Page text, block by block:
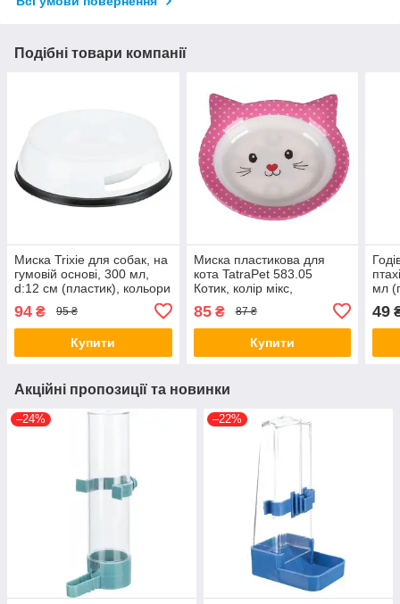
Подібні товари компанії
Миска Trixie для собак, на
гумовій основі, 300 мл,
d:12 см (пластик), кольори
94 ₴ 95 ₴
Купити
Миска пластикова для
кота TatraPet 583.05
Котик, колір мікс,
85₴ 87 ₴
Купити
мл
49
Акційні пропозиції та новинки
–24% –22%